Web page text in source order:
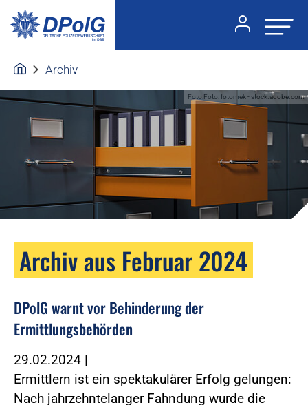
Archiv
Foto:Foto: fotomek - stock.adobe.com
Archiv aus Februar 2024
DPolG warnt vor Behinderung der
Ermittlungsbehörden
29.02.2024 |
Ermittlern ist ein spektakulärer Erfolg gelungen:
Nach jahrzehntelanger Fahndung wurde die